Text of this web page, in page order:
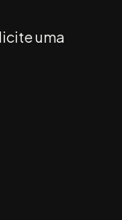
uma